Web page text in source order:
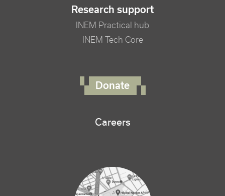
Research support
INEM Practical hub
INEM Tech Core
Donate
Careers